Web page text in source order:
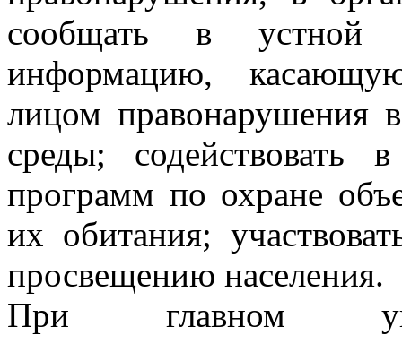
сообщать в устной
информацию,
лицом правонарушения
среды; содействовать
программ по охране
их обитания;
просвещению населения.
При главном